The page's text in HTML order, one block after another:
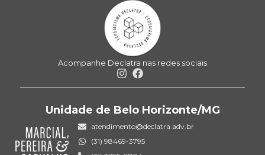
Acompanhe Declatra nas redes sociais
Unidade de Belo Horizonte/MG
atendimento@declatra.adv.br
(31) 98469-3795